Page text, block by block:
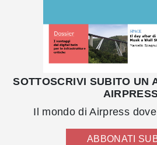
SOTTOSCRIVI SUBITO UN
Il mondo di Airpress
ABBONATI